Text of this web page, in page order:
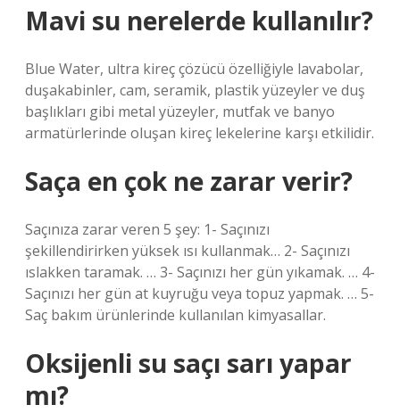
Mavi su nerelerde kullanılır?
Blue Water, ultra kireç çözücü özelliğiyle lavabolar,
duşakabinler, cam, seramik, plastik yüzeyler ve duş
başlıkları gibi metal yüzeyler, mutfak ve banyo
armatürlerinde oluşan kireç lekelerine karşı etkilidir.
Saça en çok ne zarar verir?
Saçınıza zarar veren 5 şey: 1- Saçınızı
şekillendirirken yüksek ısı kullanmak… 2- Saçınızı
ıslakken taramak. … 3- Saçınızı her gün yıkamak. … 4-
Saçınızı her gün at kuyruğu veya topuz yapmak. … 5-
Saç bakım ürünlerinde kullanılan kimyasallar.
Oksijenli su saçı sarı yapar
mı?